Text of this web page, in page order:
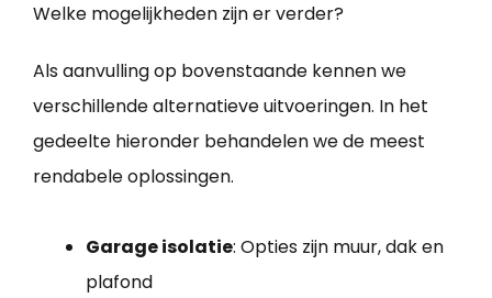
Welke mogelijkheden zijn er verder?
Als aanvulling op bovenstaande kennen we
verschillende alternatieve uitvoeringen. In het
gedeelte hieronder behandelen we de meest
rendabele oplossingen.
Garage isolatie: Opties zijn muur, dak en
plafond